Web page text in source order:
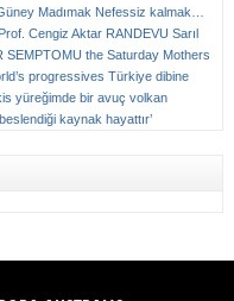
Madımak Nefessiz kalmak…
Prof. Cengiz Aktar RANDEVU Sarıl
SEMPTOMU the Saturday Mothers
progressives Türkiye dibine
yüreğimde bir avuç volkan
kaynak hayattır’